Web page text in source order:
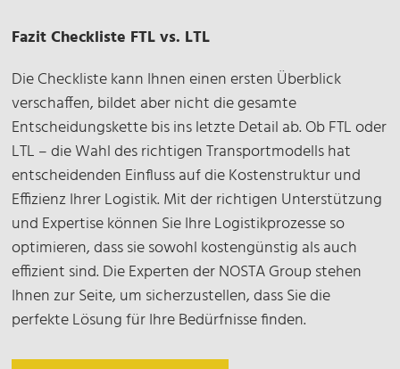
Fazit Checkliste FTL vs. LTL
Die Checkliste kann Ihnen einen ersten Überblick
verschaffen, bildet aber nicht die gesamte
Entscheidungskette bis ins letzte Detail ab. Ob FTL oder
LTL – die Wahl des richtigen Transportmodells hat
entscheidenden Einfluss auf die Kostenstruktur und
Effizienz Ihrer Logistik. Mit der richtigen Unterstützung
und Expertise können Sie Ihre Logistikprozesse so
optimieren, dass sie sowohl kostengünstig als auch
effizient sind. Die Experten der NOSTA Group stehen
Ihnen zur Seite, um sicherzustellen, dass Sie die
perfekte Lösung für Ihre Bedürfnisse finden.